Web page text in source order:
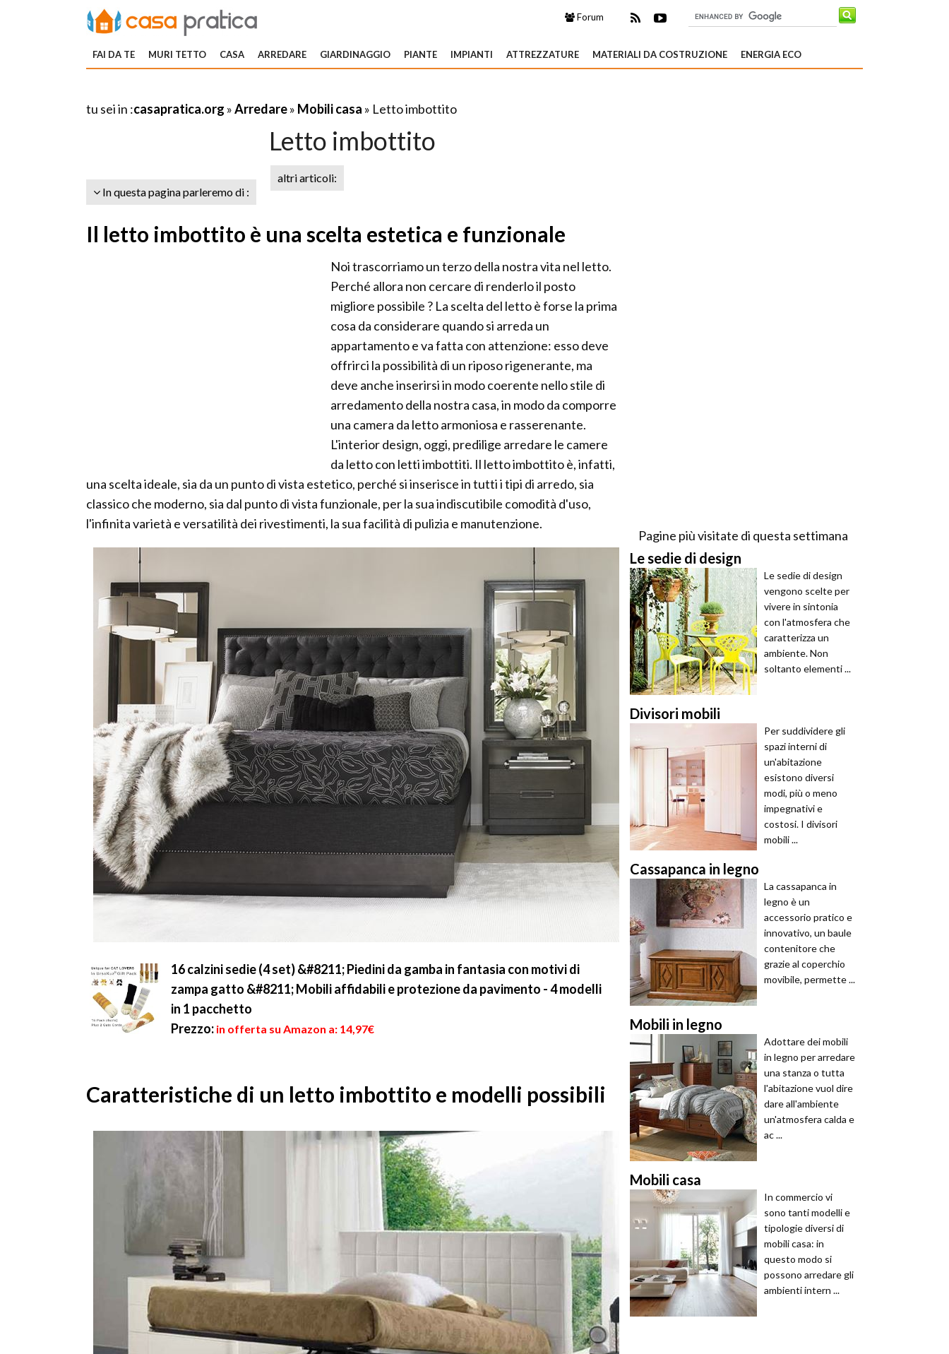
Forum
FAI DA TE MURI TETTO CASA ARREDARE GIARDINAGGIO PIANTE IMPIANTI ATTREZZATURE MATERIALI DA COSTRUZIONE ENERGIA ECO
tu sei in :casapratica.org »Arredare» Mobili casa » Letto imbottito
Letto imbottito
In questa pagina parleremo di :
altri articoli:
Il letto imbottito è una scelta estetica e funzionale
Noi trascorriamo un terzo della nostra vita nel letto.
Perché allora non cercare di renderlo il posto
migliore possibile ? La scelta del letto è forse la prima
cosa da considerare quando si arreda un
appartamento e va fatta con attenzione: esso deve
offrirci la possibilità di un riposo rigenerante, ma
deve anche inserirsi in modo coerente nello stile di
arredamento della nostra casa, in modo da comporre
una camera da letto armoniosa e rasserenante.
L'interior design, oggi, predilige arredare le camere
da letto con letti imbottiti. Il letto imbottito è, infatti,
una scelta ideale, sia da un punto di vista estetico, perché si inserisce in tutti i tipi di arredo, sia
classico che moderno, sia dal punto di vista funzionale, per la sua indiscutibile comodità d'uso,
l'infinita varietà e versatilità dei rivestimenti, la sua facilità di pulizia e manutenzione.
16 calzini sedie (4 set) &#8211; Piedini da gamba in fantasia con motivi di
zampa gatto &#8211; Mobili affidabili e protezione da pavimento - 4 modelli
in 1 pacchetto
Prezzo: in offerta su Amazon a: 14,97€
Caratteristiche di un letto imbottito e modelli possibili
Pagine più visitate di questa settimana
Le sedie di design
Le sedie di design
vengono scelte per
vivere in sintonia
con l'atmosfera che
caratterizza un
ambiente. Non
soltanto elementi ...
Divisori mobili
Per suddividere gli
spazi interni di
un'abitazione
esistono diversi
modi, più o meno
impegnativi e
costosi. I divisori
mobili ...
Cassapanca in legno
La cassapanca in
legno è un
accessorio pratico e
innovativo, un baule
contenitore che
grazie al coperchio
movibile, permette ...
Mobili in legno
Adottare dei mobili
in legno per arredare
una stanza o tutta
l'abitazione vuol dire
dare all'ambiente
un'atmosfera calda e
ac ...
Mobili casa
In commercio vi
sono tanti modelli e
tipologie diversi di
mobili casa: in
questo modo si
possono arredare gli
ambienti intern ...